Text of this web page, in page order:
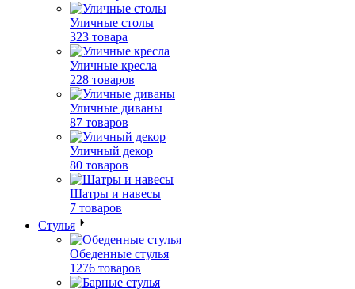
Уличные столы
323 товара
Уличные кресла
228 товаров
Уличные диваны
87 товаров
Уличный декор
80 товаров
Шатры и навесы
7 товаров
Стулья
Обеденные стулья
1276 товаров